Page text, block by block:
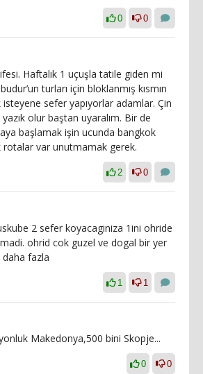
0 0
Haftalık 1 uçuşla tatile giden mi
turları için bloklanmış kısmın
sefer yapıyorlar adamlar. Çin
olur baştan uyaralım. Bir de
başlamak işin ucunda bangkok
var unutmamak gerek.
2 0
2 sefer koyacaginiza 1ini ohride
ohrid cok guzel ve dogal bir yer
fazla
1 1
Makedonya,500 bini Skopje...
0 0